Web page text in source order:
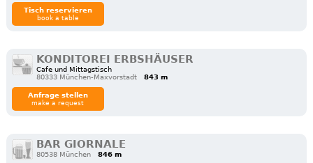
Tisch reservieren
book a table
KONDITOREI ERBSHÄUSER
Cafe und Mittagstisch
80333 München-Maxvorstadt
843 m
Anfrage stellen
make a request
BAR GIORNALE
80538 München 846 m